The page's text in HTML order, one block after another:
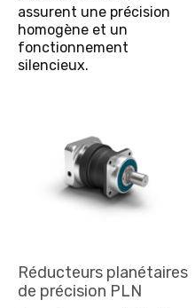
assurent une précision
homogène et un
fonctionnement
silencieux.
Réducteurs planétaires
de précision PLN